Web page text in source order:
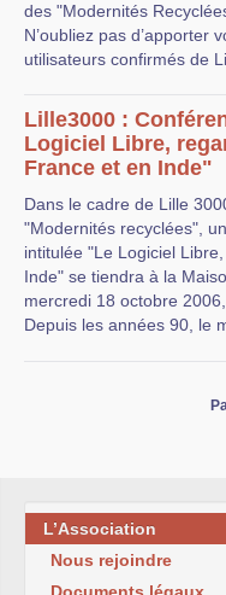
des "Modernités
N’oubliez pas d’apporter
utilisateurs confirmés de
Lille3000 :
Logiciel Libre,
France et en Inde"
Dans le cadre de Lille
"Modernités recyclées",
intitulée "Le Logiciel
Inde" se tiendra à la
mercredi 18 octobre
Depuis les années 90, le
L’Association
Nous rejoindre